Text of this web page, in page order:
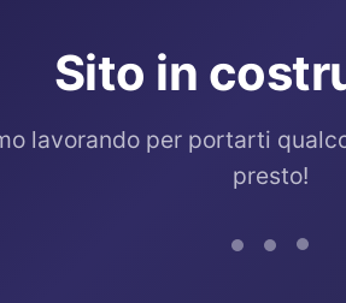
Sito in
lavorando per portarti
presto!